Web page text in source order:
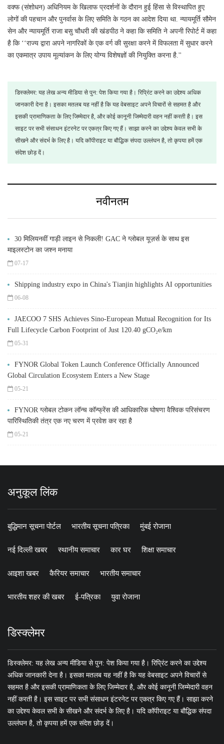
वक्फ (संशोधन) अधिनियम के खिलाफ प्रदर्शनों के दौरान हुई हिंसा से विस्थापित हुए
लोगों की पहचान और पुनर्वास के लिए समिति के गठन का आदेश दिया था. न्यायमूर्ति सौमेन
सेन और न्यायमूर्ति राजा बसु चौधरी की खंडपीठ ने कहा कि समिति ने अपनी रिपोर्ट में कहा
है कि ‘‘राज्य द्वारा अपने नागरिकों के एक वर्ग की सुरक्षा करने में विफलता में सुधार करने
का एकमात्र उपाय मूल्यांकन के लिए योग्य विशेषज्ञों की नियुक्ति करना है.''
डिस्क्लेमर: यह लेख अन्य मीडिया से पुन: पेश किया गया है। रिप्रिंट करने का उद्देश्य अधिक
जानकारी देना है। इसका मतलब यह नहीं है कि यह वेबसाइट अपने विचारों से सहमत है और
इसकी प्रामाणिकता के लिए जिम्मेदार है, और कोई कानूनी जिम्मेदारी वहन नहीं करती है। इस
साइट पर सभी संसाधन इंटरनेट पर एकत्र किए गए हैं। साझा करने का उद्देश्य केवल सभी के
सीखने और संदर्भ के लिए है। यदि कॉपीराइट या बौद्धिक संपदा उल्लंघन है, तो कृपया हमें एक
संदेश छोड़ दें।
नवीनतम
30 मिलियनवीं गाड़ी लाइन से निकली! GAC ने ग्लोबल यूज़र्स के साथ इस
माइलस्टोन का जश्न मनाया
07-17
Shipping industry expo in China's Tianjin highlights AI opportunities
06-08
JAECOO 7 SHS Achieves Sino-European Mutual Recognition for Its
Full Lifecycle Carbon Footprint of Just 120.40 gCO₂e/km
05-31
FYNOR Global Token Launch Conference Officially Announced
Global Circulation Ecosystem Enters a New Stage
05-21
FYNOR ग्लोबल टोकन लॉन्च कॉन्फ्रेंस की आधिकारिक घोषणा वैश्विक परिसंचरण
पारिस्थितिकी तंत्र एक नए चरण में प्रवेश कर रहा है
05-21
अनुकूल लिंक
बुद्धिमान सूचना पोर्टल भारतीय सूचना पत्रिका मुंबई रोजाना
नई दिल्ली खबर स्थानीय समाचार कार घर शिक्षा समाचार
आइशा खबर कैरियर समाचार भारतीय समाचार
भारतीय शहर की खबर ई-पत्रिका युवा रोजाना
डिस्क्लेमर
डिस्क्लेमर: यह लेख अन्य मीडिया से पुन: पेश किया गया है। रिप्रिंट करने का उद्देश्य
अधिक जानकारी देना है। इसका मतलब यह नहीं है कि यह वेबसाइट अपने विचारों से
सहमत है और इसकी प्रामाणिकता के लिए जिम्मेदार है, और कोई कानूनी जिम्मेदारी वहन
नहीं करती है। इस साइट पर सभी संसाधन इंटरनेट पर एकत्र किए गए हैं। साझा करने
का उद्देश्य केवल सभी के सीखने और संदर्भ के लिए है। यदि कॉपीराइट या बौद्धिक संपदा
उल्लंघन है, तो कृपया हमें एक संदेश छोड़ दें।